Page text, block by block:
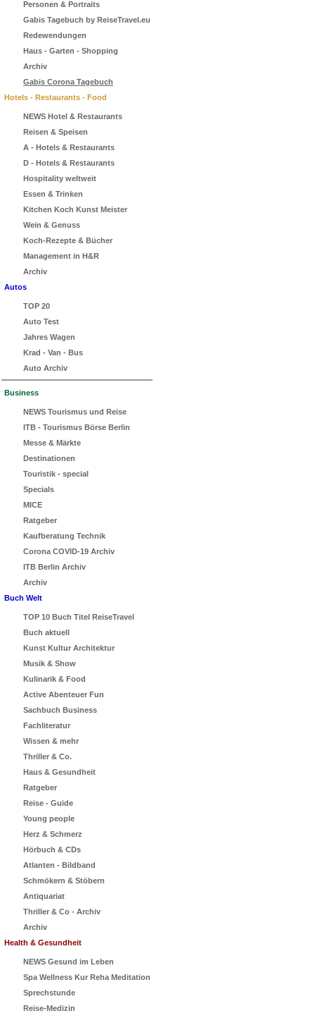
Personen & Portraits
Gabis Tagebuch by ReiseTravel.eu
Redewendungen
Haus - Garten - Shopping
Archiv
Gabis Corona Tagebuch
Hotels - Restaurants - Food
NEWS Hotel & Restaurants
Reisen & Speisen
A - Hotels & Restaurants
D - Hotels & Restaurants
Hospitality weltweit
Essen & Trinken
Kitchen Koch Kunst Meister
Wein & Genuss
Koch-Rezepte & Bücher
Management in H&R
Archiv
Autos
TOP 20
Auto Test
Jahres Wagen
Krad - Van - Bus
Auto Archiv
Business
NEWS Tourismus und Reise
ITB - Tourismus Börse Berlin
Messe & Märkte
Destinationen
Touristik - special
Specials
MICE
Ratgeber
Kaufberatung Technik
Corona COVID-19 Archiv
ITB Berlin Archiv
Archiv
Buch Welt
TOP 10 Buch Titel ReiseTravel
Buch aktuell
Kunst Kultur Architektur
Musik & Show
Kulinarik & Food
Active Abenteuer Fun
Sachbuch Business
Fachliteratur
Wissen & mehr
Thriller & Co.
Haus & Gesundheit
Ratgeber
Reise - Guide
Young people
Herz & Schmerz
Hörbuch & CDs
Atlanten - Bildband
Schmökern & Stöbern
Antiquariat
Thriller & Co - Archiv
Archiv
Health & Gesundheit
NEWS Gesund im Leben
Spa Wellness Kur Reha Meditation
Sprechstunde
Reise-Medizin